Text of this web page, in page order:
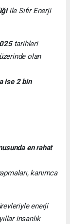
ile Sıfır Enerji
tarihleri
üzerinde olan
ise 2 bin
en rahat
kanımca
enerji
insanlık